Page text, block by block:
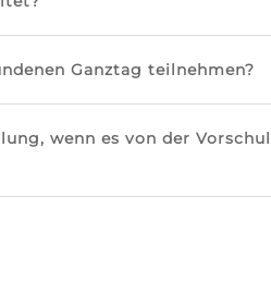
Ganztag teilnehmen?
wenn es von der